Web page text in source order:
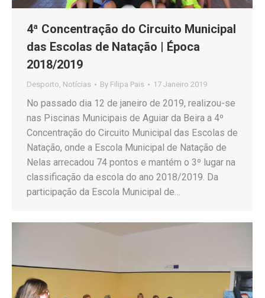
4ª Concentração do Circuito Municipal
das Escolas de Natação | Época
2018/2019
Desporto Notícias By Filipa Pais 17 Janeiro 2019
No passado dia 12 de janeiro de 2019, realizou-se
nas Piscinas Municipais de Aguiar da Beira a 4º
Concentração do Circuito Municipal das Escolas de
Natação, onde a Escola Municipal de Natação de
Nelas arrecadou 74 pontos e mantém o 3º lugar na
classificação da escola do ano 2018/2019. Da
participação da Escola Municipal de…